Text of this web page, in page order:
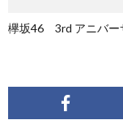
欅坂46 3rd アニバー